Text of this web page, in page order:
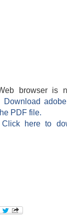
browser is
Download
PDF file.
Click here to